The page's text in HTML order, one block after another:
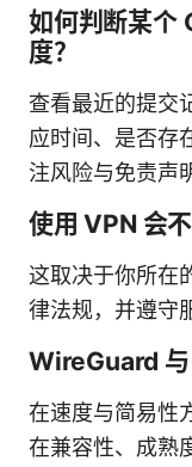
如何判断某个
度？
查看最近的提交
应时间、是否存
注风险与免责声
使用 VPN 会不
这取决于你所在
律法规，并遵守
WireGuard 与
在速度与简易性
在兼容性、成熟